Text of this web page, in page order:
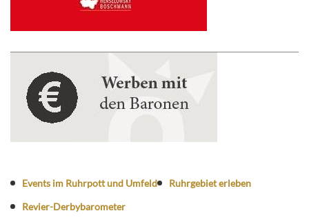
Events im Ruhrpott und Umfeld
Ruhrgebiet erleben
Revier-Derbybarometer